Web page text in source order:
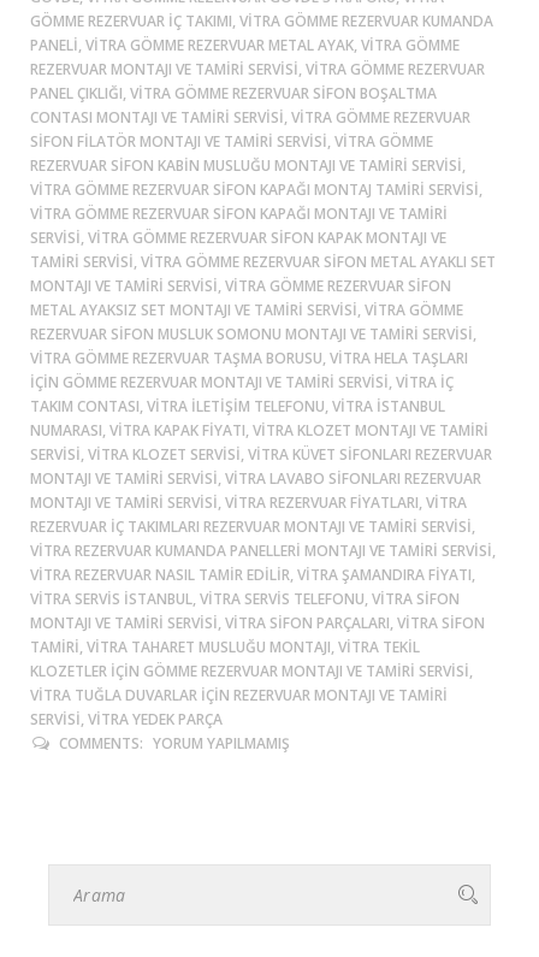
GÖMME REZERVUAR IÇ TAKIMI, VITRA GÖMME REZERVUAR KUMANDA
PANELI, VITRA GÖMME REZERVUAR METAL AYAK, VITRA GÖMME
REZERVUAR MONTAJI VE TAMIRI SERVISI, VITRA GÖMME REZERVUAR
PANEL ÇIKLIĞI, VITRA GÖMME REZERVUAR SIFON BOŞALTMA
CONTASI MONTAJI VE TAMIRI SERVISI, VITRA GÖMME REZERVUAR
SIFON FILATÖR MONTAJI VE TAMIRI SERVISI, VITRA GÖMME
REZERVUAR SIFON KABIN MUSLUĞU MONTAJI VE TAMIRI SERVISI,
VITRA GÖMME REZERVUAR SIFON KAPAĞI MONTAJ TAMIRI SERVISI,
VITRA GÖMME REZERVUAR SIFON KAPAĞI MONTAJI VE TAMIRI
SERVISI, VITRA GÖMME REZERVUAR SIFON KAPAK MONTAJI VE
TAMIRI SERVISI, VITRA GÖMME REZERVUAR SIFON METAL AYAKLI SET
MONTAJI VE TAMIRI SERVISI, VITRA GÖMME REZERVUAR SIFON
METAL AYAKSIZ SET MONTAJI VE TAMIRI SERVISI, VITRA GÖMME
REZERVUAR SIFON MUSLUK SOMONU MONTAJI VE TAMIRI SERVISI,
VITRA GÖMME REZERVUAR TAŞMA BORUSU, VITRA HELA TAŞLARI
IÇIN GÖMME REZERVUAR MONTAJI VE TAMIRI SERVISI, VITRA IÇ
TAKIM CONTASI, VITRA ILETIŞIM TELEFONU, VITRA ISTANBUL
NUMARASI, VITRA KAPAK FIYATI, VITRA KLOZET MONTAJI VE TAMIRI
SERVISI, VITRA KLOZET SERVISI, VITRA KÜVET SIFONLARI REZERVUAR
MONTAJI VE TAMIRI SERVISI, VITRA LAVABO SIFONLARI REZERVUAR
MONTAJI VE TAMIRI SERVISI, VITRA REZERVUAR FIYATLARI, VITRA
REZERVUAR IÇ TAKIMLARI REZERVUAR MONTAJI VE TAMIRI SERVISI,
VITRA REZERVUAR KUMANDA PANELLERI MONTAJI VE TAMIRI SERVISI,
VITRA REZERVUAR NASIL TAMIR EDILIR, VITRA ŞAMANDIRA FIYATI,
VITRA SERVIS ISTANBUL, VITRA SERVIS TELEFONU, VITRA SIFON
MONTAJI VE TAMIRI SERVISI, VITRA SIFON PARÇALARI, VITRA SIFON
TAMIRI, VITRA TAHARET MUSLUĞU MONTAJI, VITRA TEKIL
KLOZETLER IÇIN GÖMME REZERVUAR MONTAJI VE TAMIRI SERVISI,
VITRA TUĞLA DUVARLAR IÇIN REZERVUAR MONTAJI VE TAMIRI
SERVISI, VITRA YEDEK PARÇA
COMMENTS: YORUM YAPILMAMIŞ